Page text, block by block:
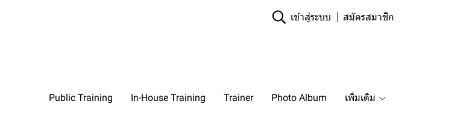
เข้าสู่ระบบ สมัครสมาชิก
Public Training In-House Training Trainer Photo Album เพิ่มเติม